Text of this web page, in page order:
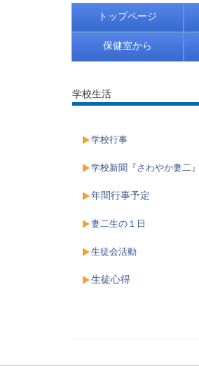
トップページ
保健室から
学校生活
学校行事
学校新聞『さわやか妻二』
年間行事予定
妻二生の１日
生徒会活動
生徒心得